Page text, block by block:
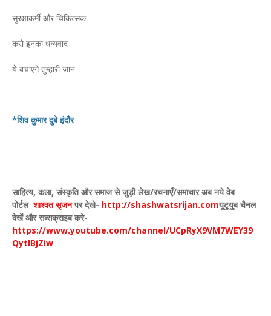
सुरक्षाकर्मी और चिकित्सक
करो इनका धन्यवाद
ये बचाएंगे तुम्हारी जान
*शिव कुमार दुबे इंदौर
साहित्य, कला, संस्कृति और समाज से जुड़ी लेख/रचनाएँ/समाचार अब नये वेब
पोर्टल शाश्वत सृजन पर देखे- http://shashwatsrijan.comयूटूयुब चैनल
देखें और सब्सक्राइब करे-
https://www.youtube.com/channel/UCpRyX9VM7WEY39
QytlBjZiw